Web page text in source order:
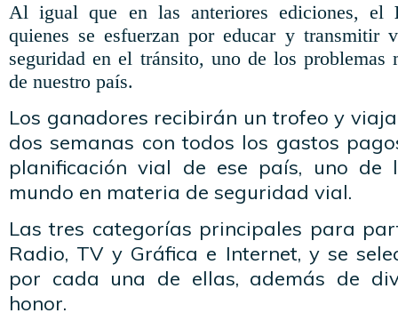
Al igual que en las anteriores ediciones, el
quienes se esfuerzan por educar y transmitir
seguridad en el tránsito, uno de los problemas
de nuestro país.
Los ganadores recibirán un trofeo y
dos semanas con todos los gastos
planificación vial de ese país, uno de
mundo en materia de seguridad vial.
Las tres categorías principales para
Radio, TV y Gráfica e Internet, y se
por cada una de ellas, además de
honor.